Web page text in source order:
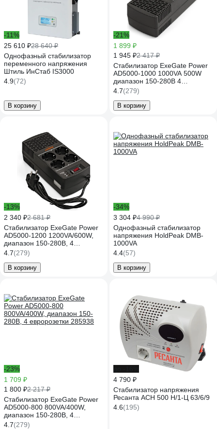
-11%
25 610 ₽28 640 ₽
Однофазный стабилизатор
переменного напряжения
Штиль ИнСтаб IS3000
4.9(72)
В корзину
-21%
1 899 ₽
1 945 ₽2 417 ₽
Стабилизатор ExeGate Power
AD5000-1000 1000VA 500W
диапазон 150-280В 4
евророзетки 285939
4.7(279)
В корзину
-13%
2 340 ₽2 681 ₽
Стабилизатор ExeGate Power
AD5000-1200 1200VA/600W,
диапазон 150-280В, 4
евророзетки 285940
4.7(279)
В корзину
-34%
3 304 ₽4 990 ₽
Однофазный стабилизатор
напряжения HoldPeak DMB-
1000VA
4.4(57)
В корзину
-23%
1 709 ₽
1 800 ₽2 217 ₽
Стабилизатор ExeGate Power
AD5000-800 800VA/400W,
диапазон 150-280В, 4
евророзетки 285938
4.7(279)
4 790 ₽
Стабилизатор напряжения
Ресанта АСН 500 Н/1-Ц 63/6/9
4.6(195)